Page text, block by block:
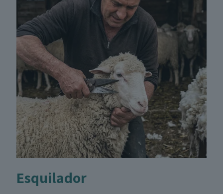
Esquilador